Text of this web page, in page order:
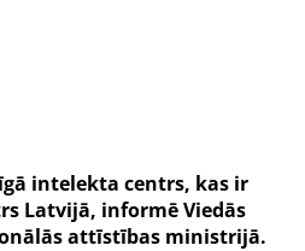
intelekta centrs, kas ir
Latvijā, informē Viedās
attīstības ministrijā.